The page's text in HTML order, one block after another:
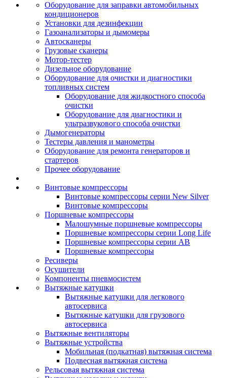
Оборудование для заправки автомобильных
кондиционеров
Установки для дезинфекции
Газоанализаторы и дымомеры
Автосканеры
Грузовые сканеры
Мотор-тестер
Дизельное оборудование
Оборудование для очистки и диагностики
топливных систем
Оборудование для жидкостного способа
очистки
Оборудование для диагностики и
ультразвукового способа очистки
Дымогенераторы
Тестеры давления и манометры
Оборудование для ремонта генераторов и
стартеров
Прочее оборудование
Винтовые компрессоры
Винтовые компрессоры серии New Silver
Винтовые компрессоры
Поршневые компрессоры
Малошумные поршневые компрессоры
Поршневые компрессоры серии Long Life
Поршневые компрессоры серии AB
Поршневые компрессоры
Ресиверы
Осушители
Компоненты пневмосистем
Вытяжные катушки
Вытяжные катушки для легкового
автосервиса
Вытяжные катушки для грузового
автосервиса
Вытяжные вентиляторы
Вытяжные устройства
Мобильная (подкатная) вытяжная система
Подвесная вытяжная система
Рельсовая вытяжная система